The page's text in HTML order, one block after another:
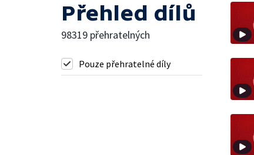
Přehled dílů
98319 přehratelných
Pouze přehratelné díly